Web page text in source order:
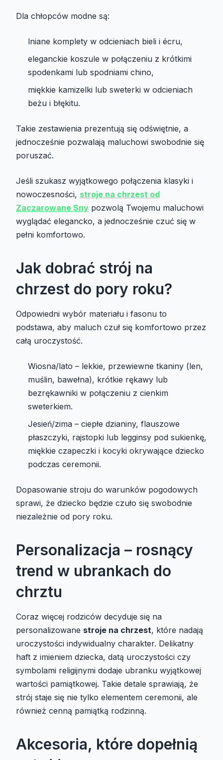
Dla chłopców modne są:
lniane komplety w odcieniach bieli i écru,
eleganckie koszule w połączeniu z krótkimi
spodenkami lub spodniami chino,
miękkie kamizelki lub sweterki w odcieniach
beżu i błękitu.
Takie zestawienia prezentują się odświętnie, a
jednocześnie pozwalają maluchowi swobodnie się
poruszać.
Jeśli szukasz wyjątkowego połączenia klasyki i
nowoczesności, stroje na chrzest od
Zaczarowane Sny pozwolą Twojemu maluchowi
wyglądać elegancko, a jednocześnie czuć się w
pełni komfortowo.
Jak dobrać strój na
chrzest do pory roku?
Odpowiedni wybór materiału i fasonu to
podstawa, aby maluch czuł się komfortowo przez
całą uroczystość.
Wiosna/lato – lekkie, przewiewne tkaniny (len,
muślin, bawełna), krótkie rękawy lub
bezrękawniki w połączeniu z cienkim
sweterkiem.
Jesień/zima – ciepłe dzianiny, flauszowe
płaszczyki, rajstopki lub legginsy pod sukienkę,
miękkie czapeczki i kocyki okrywające dziecko
podczas ceremonii.
Dopasowanie stroju do warunków pogodowych
sprawi, że dziecko będzie czuło się swobodnie
niezależnie od pory roku.
Personalizacja – rosnący
trend w ubrankach do
chrztu
Coraz więcej rodziców decyduje się na
personalizowane stroje na chrzest, które nadają
uroczystości indywidualny charakter. Delikatny
haft z imieniem dziecka, datą uroczystości czy
symbolami religijnymi dodaje ubranku wyjątkowej
wartości pamiątkowej. Takie detale sprawiają, że
strój staje się nie tylko elementem ceremonii, ale
również cenną pamiątką rodzinną.
Akcesoria, które dopełnią